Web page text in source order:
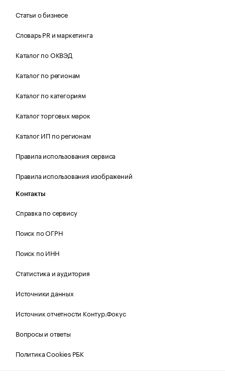
Статьи о бизнесе
Словарь PR и маркетинга
Каталог по ОКВЭД
Каталог по регионам
Каталог по категориям
Каталог торговых марок
Каталог ИП по регионам
Правила использования сервиса
Правила использования изображений
Контакты
Справка по сервису
Поиск по ОГРН
Поиск по ИНН
Статистика и аудитория
Источники данных
Источник отчетности Контур.Фокус
Вопросы и ответы
Политика Cookies РБК